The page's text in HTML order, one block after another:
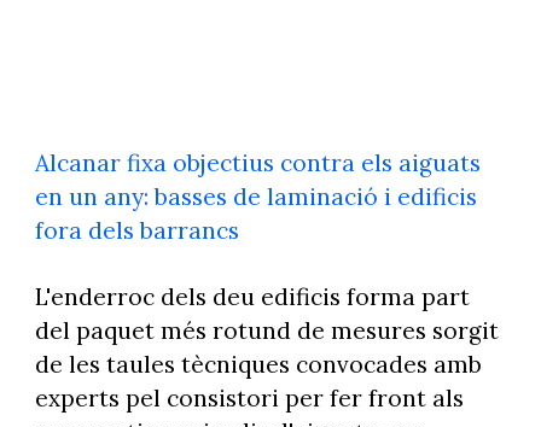
Alcanar fixa objectius contra els aiguats
en un any: basses de laminació i edificis
fora dels barrancs
L'enderroc dels deu edificis forma part
del paquet més rotund de mesures sorgit
de les taules tècniques convocades amb
experts pel consistori per fer front als